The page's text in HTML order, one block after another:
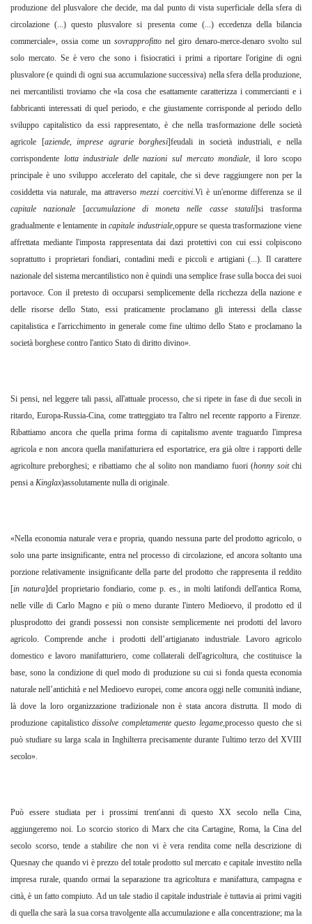
produzione del plusvalore che decide, ma dal punto di vista superficiale della sfera di
circolazione (...) questo plusvalore si presenta come (...) eccedenza della bilancia
commerciale», ossia come un sovrapprofitto nel giro denaro-merce-denaro svolto sul
solo mercato. Se è vero che sono i fisiocratici i primi a riportare l'origine di ogni
plusvalore (e quindi di ogni sua accumulazione successiva) nella sfera della produzione,
nei mercantilisti troviamo che «la cosa che esattamente caratterizza i commercianti e i
fabbricanti interessati di quel periodo, e che giustamente corrisponde al periodo dello
sviluppo capitalistico da essi rappresentato, è che nella trasformazione delle società
agricole [aziende, imprese agrarie borghesi]feudali in società industriali, e nella
corrispondente lotta industriale delle nazioni sul mercato mondiale, il loro scopo
principale è uno sviluppo accelerato del capitale, che si deve raggiungere non per la
cosiddetta via naturale, ma attraversomezzi coercitivi.Vi è un'enorme differenza se il
capitale nazionale
[accumulazione di moneta nelle casse statali]si trasforma
gradualmente e lentamente incapitale industriale,oppure se questa trasformazione viene
affrettata mediante l'imposta rappresentata dai dazi protettivi con cui essi colpiscono
soprattutto i proprietari fondiari, contadini medi e piccoli e artigiani (...). Il carattere
nazionale del sistema mercantilistico non è quindi una semplice frase sulla bocca dei suoi
portavoce. Con il pretesto di occuparsi semplicemente della ricchezza della nazione e
delle risorse dello Stato, essi praticamente proclamano gli interessi della classe
capitalistica e l'arricchimento in generale come fine ultimo dello Stato e proclamano la
società borghese contro l'antico Stato di diritto divino».
Si pensi, nel leggere tali passi, all'attuale processo, che si ripete in fase di due secoli in
ritardo, Europa-Russia-Cina, come tratteggiato tra l'altro nel recente rapporto a Firenze.
Ribattiamo ancora che quella prima forma di capitalismo avente traguardo l'impresa
agricola e non ancora quella manifatturiera ed esportatrice, era già oltre i rapporti delle
agricolture preborghesi; e ribattiamo che al solito non mandiamo fuori (honny soitchi
pensi a Kinglax)assolutamente nulla di originale.
«Nella economia naturale vera e propria, quando nessuna parte del prodotto agricolo, o
solo una parte insignificante, entra nel processo di circolazione, ed ancora soltanto una
porzione relativamente insignificante della parte del prodotto che rappresenta il reddito
[in natura]del proprietario fondiario, come p. es., in molti latifondi dell'antica Roma,
nelle ville di Carlo Magno e più o meno durante l'intero Medioevo, il prodotto ed il
plusprodotto dei grandi possessi non consiste semplicemente nei prodotti del lavoro
agricolo. Comprende anche i prodotti dell’artigianato industriale. Lavoro agricolo
domestico e lavoro manifatturiero, come collaterali dell'agricoltura, che costituisce la
base, sono la condizione di quel modo di produzione su cui si fonda questa economia
naturale nell’antichità e nel Medioevo europei, come ancora oggi nelle comunità indiane,
là dove la loro organizzazione tradizionale non è stata ancora distrutta. Il modo di
produzione capitalistico dissolve completamente questo legame,processo questo che si
può studiare su larga scala in Inghilterra precisamente durante l'ultimo terzo del XVIII
secolo».
Può essere studiata per i prossimi trent'anni di questo XX secolo nella Cina,
aggiungeremo noi. Lo scorcio storico di Marx che cita Cartagine, Roma, la Cina del
secolo scorso, tende a stabilire che non vi è vera rendita come nella descrizione di
Quesnay che quando vi è prezzo del totale prodotto sul mercato e capitale investito nella
impresa rurale, quando ormai la separazione tra agricoltura e manifattura, campagna e
città, è un fatto compiuto. Ad un tale stadio il capitale industriale è tuttavia ai primi vagiti
di quella che sarà la sua corsa travolgente alla accumulazione e alla concentrazione; ma la